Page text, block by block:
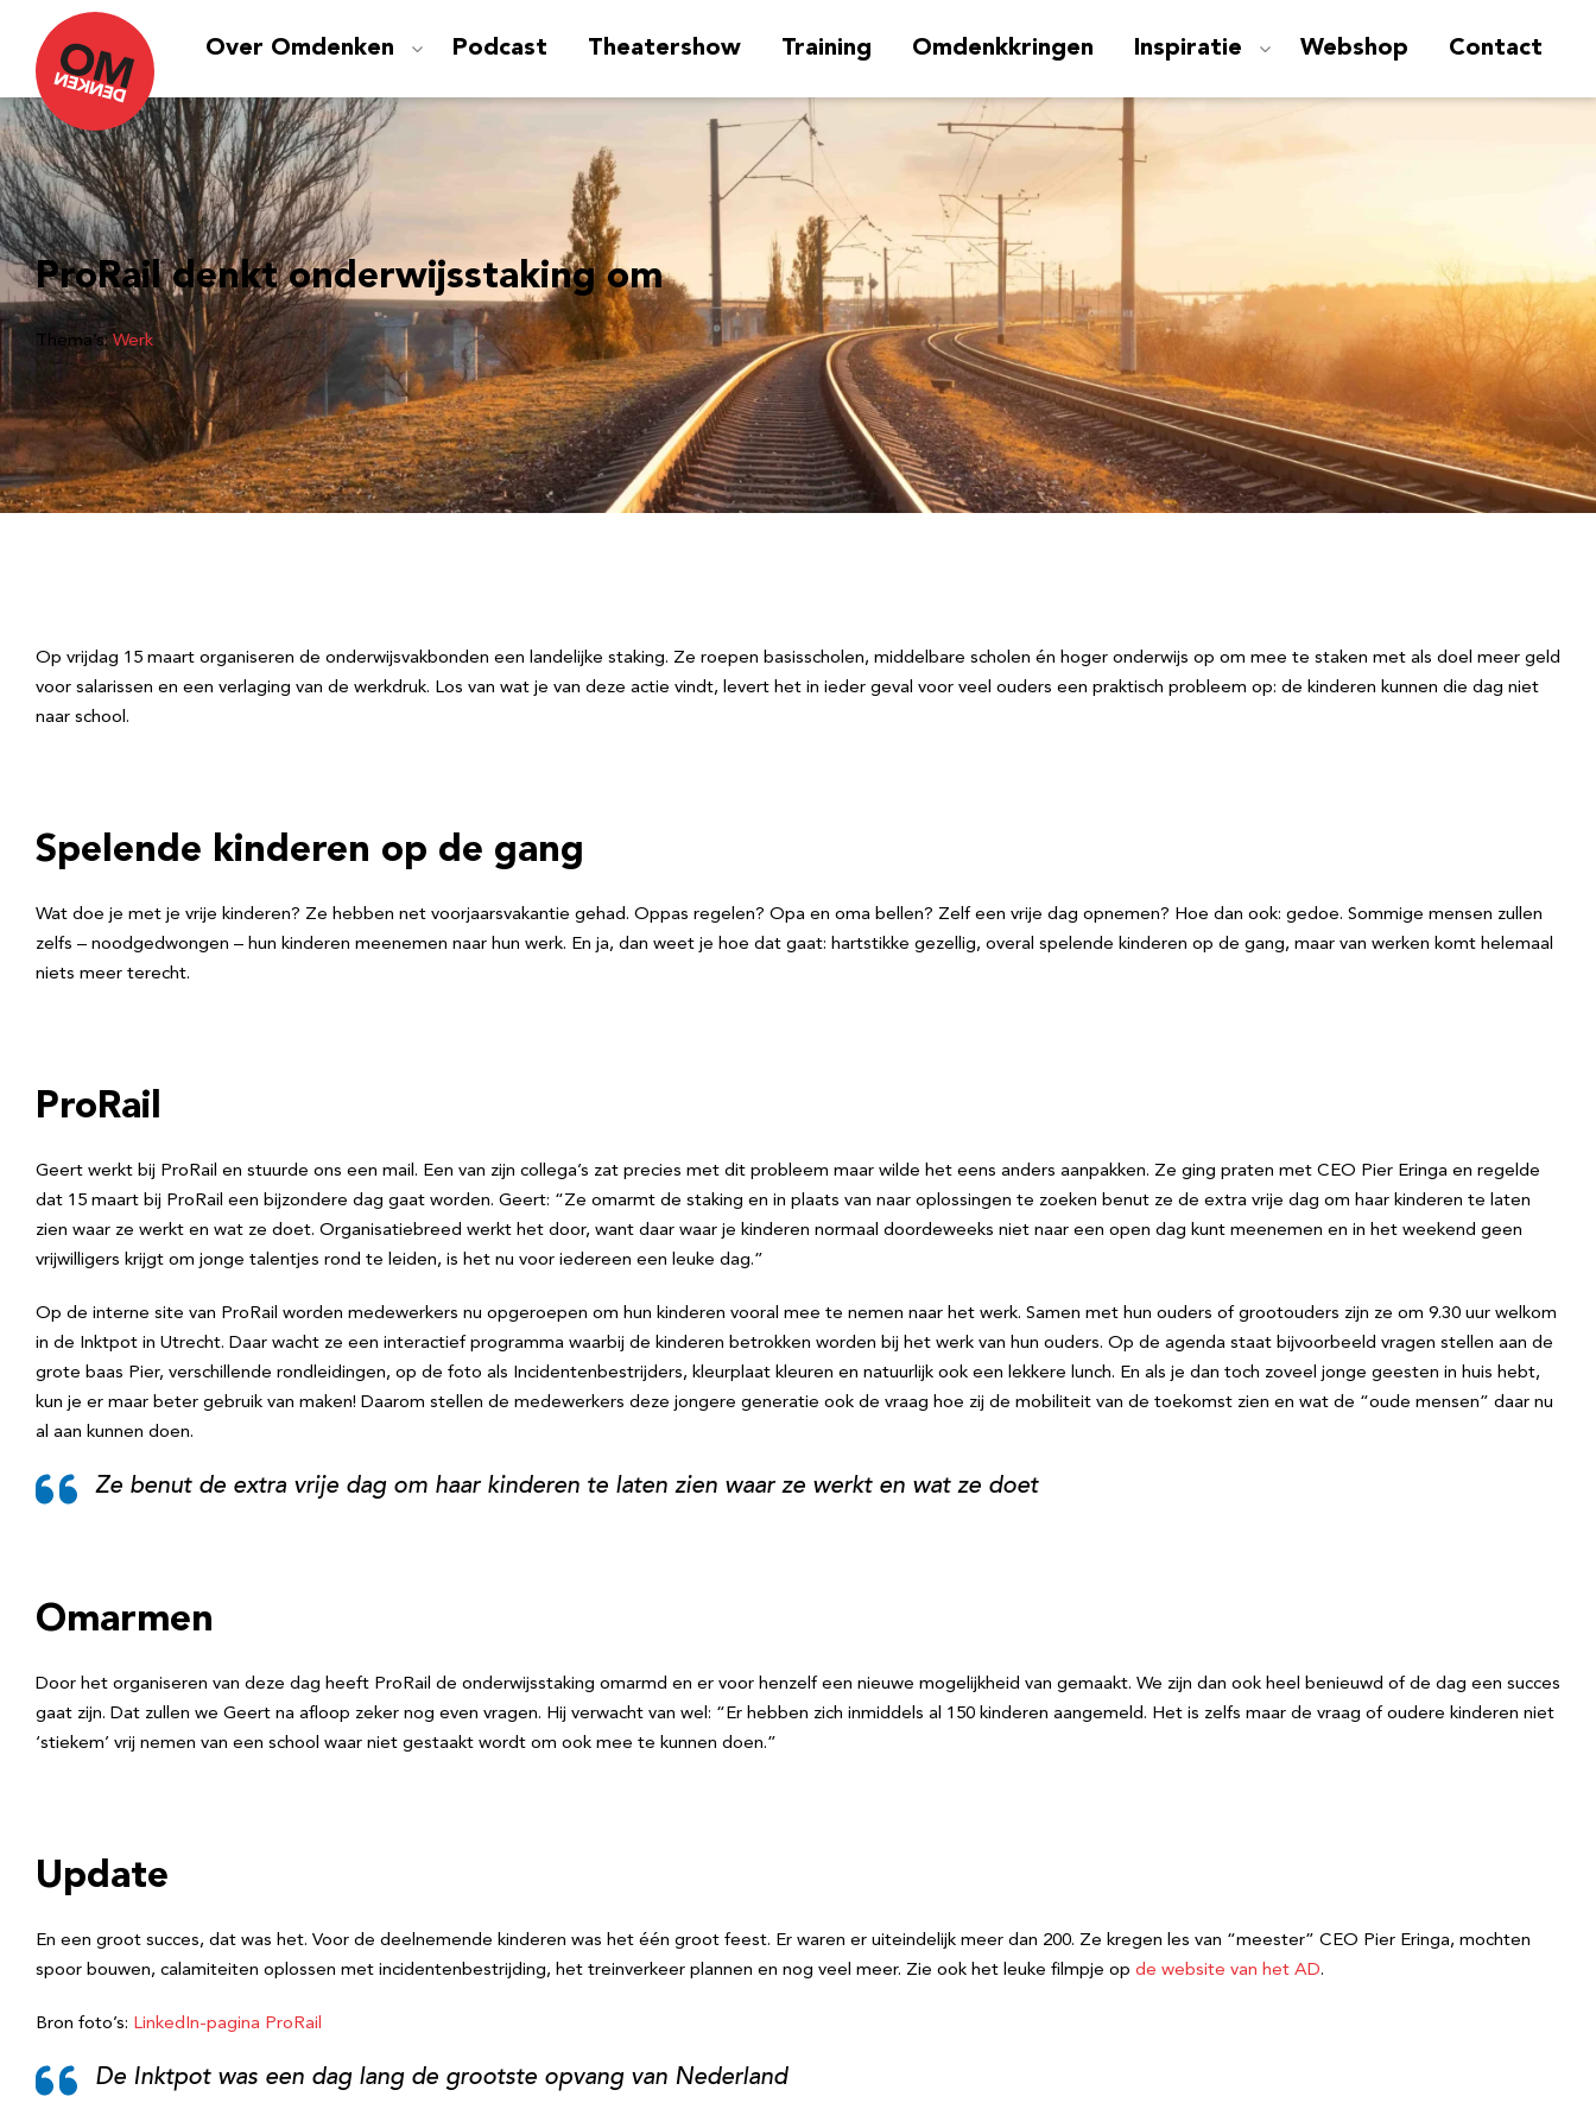
Over Omdenken Podcast Theatershow Training Omdenkkringen Inspiratie Webshop Contact
ProRail denkt onderwijsstaking om
Thema’s: Werk
Op vrijdag 15 maart organiseren de onderwijsvakbonden een landelijke staking. Ze roepen basisscholen, middelbare scholen én hoger onderwijs op om mee te staken met als doel meer geld
voor salarissen en een verlaging van de werkdruk. Los van wat je van deze actie vindt, levert het in ieder geval voor veel ouders een praktisch probleem op: de kinderen kunnen die dag niet
naar school.
Spelende kinderen op de gang
Wat doe je met je vrije kinderen? Ze hebben net voorjaarsvakantie gehad. Oppas regelen? Opa en oma bellen? Zelf een vrije dag opnemen? Hoe dan ook: gedoe. Sommige mensen zullen
zelfs – noodgedwongen – hun kinderen meenemen naar hun werk. En ja, dan weet je hoe dat gaat: hartstikke gezellig, overal spelende kinderen op de gang, maar van werken komt helemaal
niets meer terecht.
ProRail
Geert werkt bij ProRail en stuurde ons een mail. Een van zijn collega’s zat precies met dit probleem maar wilde het eens anders aanpakken. Ze ging praten met CEO Pier Eringa en regelde
dat 15 maart bij ProRail een bijzondere dag gaat worden. Geert: “Ze omarmt de staking en in plaats van naar oplossingen te zoeken benut ze de extra vrije dag om haar kinderen te laten
zien waar ze werkt en wat ze doet. Organisatiebreed werkt het door, want daar waar je kinderen normaal doordeweeks niet naar een open dag kunt meenemen en in het weekend geen
vrijwilligers krijgt om jonge talentjes rond te leiden, is het nu voor iedereen een leuke dag.”
Op de interne site van ProRail worden medewerkers nu opgeroepen om hun kinderen vooral mee te nemen naar het werk. Samen met hun ouders of grootouders zijn ze om 9.30 uur welkom
in de Inktpot in Utrecht. Daar wacht ze een interactief programma waarbij de kinderen betrokken worden bij het werk van hun ouders. Op de agenda staat bijvoorbeeld vragen stellen aan de
grote baas Pier, verschillende rondleidingen, op de foto als Incidentenbestrijders, kleurplaat kleuren en natuurlijk ook een lekkere lunch. En als je dan toch zoveel jonge geesten in huis hebt,
kun je er maar beter gebruik van maken! Daarom stellen de medewerkers deze jongere generatie ook de vraag hoe zij de mobiliteit van de toekomst zien en wat de “oude mensen” daar nu
al aan kunnen doen.
Ze benut de extra vrije dag om haar kinderen te laten zien waar ze werkt en wat ze doet
Omarmen
Door het organiseren van deze dag heeft ProRail de onderwijsstaking omarmd en er voor henzelf een nieuwe mogelijkheid van gemaakt. We zijn dan ook heel benieuwd of de dag een succes
gaat zijn. Dat zullen we Geert na afloop zeker nog even vragen. Hij verwacht van wel: “Er hebben zich inmiddels al 150 kinderen aangemeld. Het is zelfs maar de vraag of oudere kinderen niet
‘stiekem’ vrij nemen van een school waar niet gestaakt wordt om ook mee te kunnen doen.”
Update
En een groot succes, dat was het. Voor de deelnemende kinderen was het één groot feest. Er waren er uiteindelijk meer dan 200. Ze kregen les van “meester” CEO Pier Eringa, mochten
spoor bouwen, calamiteiten oplossen met incidentenbestrijding, het treinverkeer plannen en nog veel meer. Zie ook het leuke filmpje op de website van het AD.
Bron foto’s: LinkedIn-pagina ProRail
De Inktpot was een dag lang de grootste opvang van Nederland